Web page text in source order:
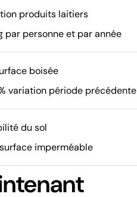
produits laitiers
par personne et par année
boisée
variation période précédente
du sol
imperméable